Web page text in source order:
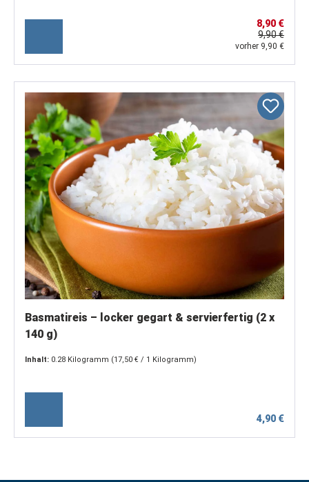
8,90 €
9,90 €
vorher 9,90 €
Basmatireis – locker gegart & servierfertig (2 x
140 g)
Inhalt: 0.28 Kilogramm (17,50 € / 1 Kilogramm)
4,90 €